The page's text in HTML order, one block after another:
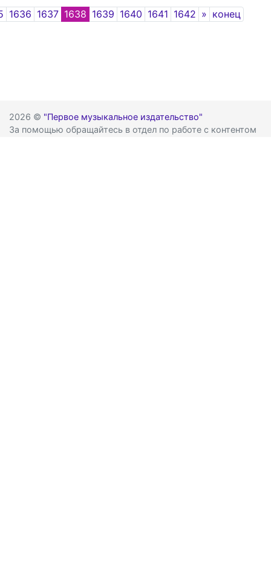
1636 1637 1638 1639 1640 1641 1642 » Next
конец
2026 © "Первое музыкальное издательство"
За помощью обращайтесь в отдел по работе с контентом